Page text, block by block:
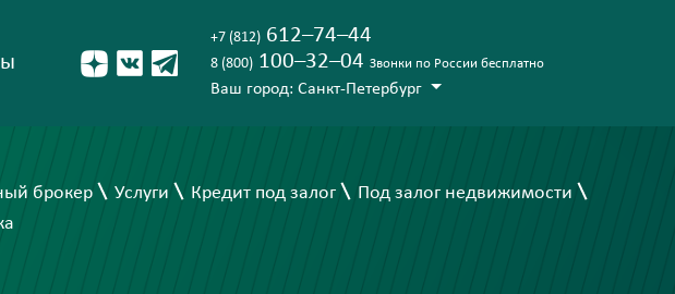
+7 (812) 612–74–44
8 (800) 100–32–04 Звонки по России бесплатно
Ваш город: Санкт-Петербург
брокер Услуги Кредит под залог
Под залог недвижимости